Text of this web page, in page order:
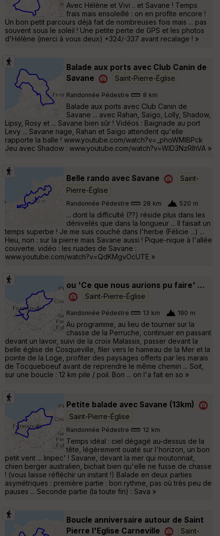
Avec Hélène et Vivi .. et Savane ! Temps
frais mais ensoleillé : on en profite encore !
Un bon petit parcours déjà fait de nombreuses fois mais ... pas
souvent sous le soleil ! Une petite perte de GPS et les photos
d'Hélène (merci à vous deux) +324/-337 avant recalage ! »
Balade aux ports avec Club Canin de
Savane
Saint-Pierre-Église
Randonnée Pédestre 8 km
Balade aux ports avec Club Canin de
Savane ... avec Rahan, Saïgo, Lolly, Shadow,
Lipsy, Rosy et ... Savane bien sûr ! Vidéos : Baignade au port
Levy ... Savane nage, Rahan et Saïgo attendent qu'elle
rapporte la balle ! www.youtube.com/watch?v=_phoWMlBPck
Jeu avec Shadow : www.youtube.com/watch?v=WID3NzRlhVA »
Belle rando avec Savane
Saint-
Pierre-Église
Randonnée Pédestre 28 km 520 m
... dont la difficulté (??) réside plus dans les
dénivelés que dans la longueur ... Il faisait un
temps superbe ! Je me suis couché dans l'herbe (Félicie ...) ...
Heu, non : sur la pierre mais Savane aussi ! Pique-nique à l'allée
couverte. vidéo : les ruades de Savane :
www.youtube.com/watch?v=QdKMgvOcUTE »
ou 'Ce que nous aurions pu faire' ...
Saint-Pierre-Église
Randonnée Pédestre 13 km 190 m
Au programme, au lieu de tourner sur la
chasse de la Perruche, continuer en passant
devant un lavoir, suivi de la croix Malassis, passer devant la
belle église de Cosqueville, filer vers le hameau de la Mer et la
pointe de la Loge, profiter des paysages offerts par les marais
de Tocqueboeuf avant de reprendre le même chemin ... Soit,
sur une boucle : 12 km pile / poil. Bon ... on l'a fait en so »
Petite balade avec Savane (13km)
Saint-Pierre-Église
Randonnée Pédestre 12 km
Temps idéal : ciel dégagé au-dessus de la
tête, légèrement ouaté sur l'horizon, un bon
petit vent ... Impec' ! Savane, devant la mer qui moutonnait,
chien berger australien, bichait bien qu'elle ne fusse de chasse
! (vous laisse réfléchir un instant !) Balade en deux parties
asymétriques : première partie : bon rythme, pas où très peu de
pauses ... Seconde partie (la toute fin) : Sava »
Boucle anniversaire autour de Saint
Pierre l'Eglise Carneville
Saint-